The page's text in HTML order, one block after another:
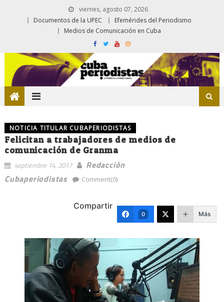
viernes, agosto 07, 2026
Documentos de la UPEC
Efemérides del Periodismo
Medios de Comunicación en Cuba
NOTICIA TITULAR CUBAPERIODISTAS
Felicitan a trabajadores de medios de
comunicación de Granma
septiembre 14, 2017
Redacción
Cubaperiodistas
Comment(0)
Compartir
0 Más